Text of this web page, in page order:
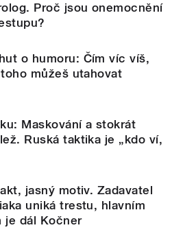
Proč jsou onemocnění
o humoru: Čím víc víš,
můžeš utahovat
Maskování a stokrát
Ruská taktika je „kdo ví,
jasný motiv. Zadavatel
uniká trestu, hlavním
je dál Kočner